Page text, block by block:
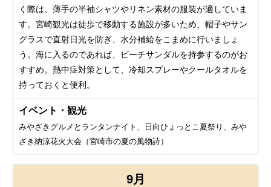
く際は、薄手の半袖シャツやリネン素材の服装が適していま
す。宮崎観光は徒歩で移動する施設が多いため、帽子やサン
グラスで直射日光を防ぎ、水分補給をこまめに行いましょ
う。海に入るのであれば、ビーチサンダルを持参するのがお
すすめ。熱中症対策として、冷却スプレーやクールタオルを
持っておくと便利。
イベント・観光
みやざきグルメとランタンナイト、日向ひょっとこ夏祭り、みや
ざき納涼花火大会（宮崎市の夏の風物詩）
9月